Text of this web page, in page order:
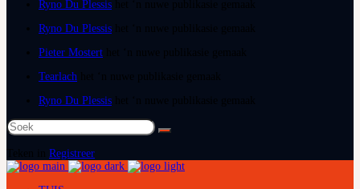
Ryno Du Plessis
Ryno Du Plessis
Pieter Mostert
Tearlach
Ryno Du Plessis
Soek
na:
Registreer